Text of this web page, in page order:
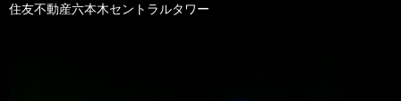
住友不動産六本木セントラルタワー